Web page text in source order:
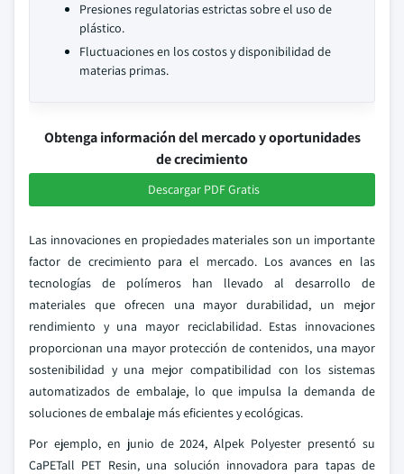
Presiones regulatorias estrictas sobre el uso de
plástico.
Fluctuaciones en los costos y disponibilidad de
materias primas.
Obtenga información del mercado y oportunidades
de crecimiento
Descargar PDF Gratis
Las innovaciones en propiedades materiales son un importante
factor de crecimiento para el mercado. Los avances en las
tecnologías de polímeros han llevado al desarrollo de
materiales que ofrecen una mayor durabilidad, un mejor
rendimiento y una mayor reciclabilidad. Estas innovaciones
proporcionan una mayor protección de contenidos, una mayor
sostenibilidad y una mejor compatibilidad con los sistemas
automatizados de embalaje, lo que impulsa la demanda de
soluciones de embalaje más eficientes y ecológicas.
Por ejemplo, en junio de 2024, Alpek Polyester presentó su
CaPETall PET Resin, una solución innovadora para tapas de